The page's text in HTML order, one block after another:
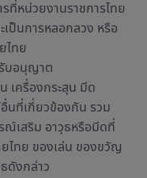
ที่หน่วยงานราชการไทย
เป็นการหลอกลวง หรือ
ไทย
บอนุญาต
เครื่องกระสุน มีด
นที่เกี่ยวข้องกัน รวม
เสริม อาวุธหรือมีดที่
ไทย ของเล่น ของขวัญ
ดังกล่าว